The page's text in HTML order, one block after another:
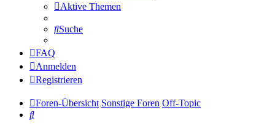
Aktive Themen
Suche
FAQ
Anmelden
Registrieren
Foren-Übersicht Sonstige Foren Off-Topic
Suche